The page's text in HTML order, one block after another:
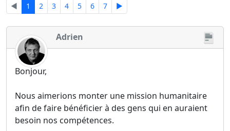
◄ 1 2 3 4 5 6 7 ►
Adrien
Bonjour,
Nous aimerions monter une mission humanitaire
afin de faire bénéficier à des gens qui en auraient
besoin nos compétences.